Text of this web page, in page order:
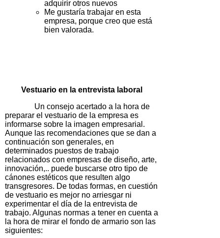
adquirir otros nuevos
Me gustaría trabajar en esta
empresa, porque creo que está
bien valorada.
Vestuario en la entrevista laboral
Un consejo acertado a la hora de
preparar el vestuario de la empresa es
informarse sobre la imagen empresarial.
Aunque las recomendaciones que se dan a
continuación son generales, en
determinados puestos de trabajo
relacionados con empresas de diseño, arte,
innovación,.. puede buscarse otro tipo de
cánones estéticos que resulten algo
transgresores. De todas formas, en cuestión
de vestuario es mejor no arriesgar ni
experimentar el día de la entrevista de
trabajo. Algunas normas a tener en cuenta a
la hora de mirar el fondo de armario son las
siguientes: